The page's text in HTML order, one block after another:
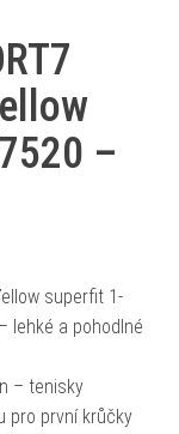
–
superfit 1-
lehké a pohodlné
– tenisky
pro první krůčky